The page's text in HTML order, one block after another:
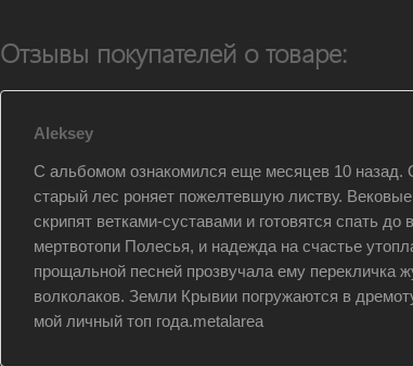
Отзывы покупателей о товаре:
Aleksey
С альбомом ознакомился еще месяцев 10
старый лес роняет пожелтевшую листву. Вековые
скрипят ветками-суставами и готовятся спать
мертвотопи Полесья, и надежда на счастье
прощальной песней прозвучала ему перекличка
волколаков. Земли Крывии погружаются в
мой личный топ года.metalarea